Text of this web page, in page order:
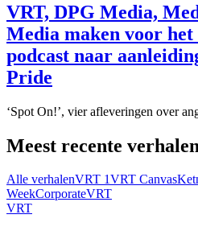
VRT, DPG Media,
Media maken voor het
podcast naar
Pride
‘Spot On!’, vier afleveringen over
Meest recente verhalen
Alle verhalenVRT 1VRT Canvas
WeekCorporateVRT
VRT